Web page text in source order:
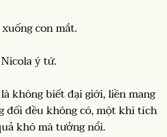
con mắt.
ý tứ.
không biết đại giới, liền mang
đối đều không có, một khi tích
khó mà tưởng nổi.